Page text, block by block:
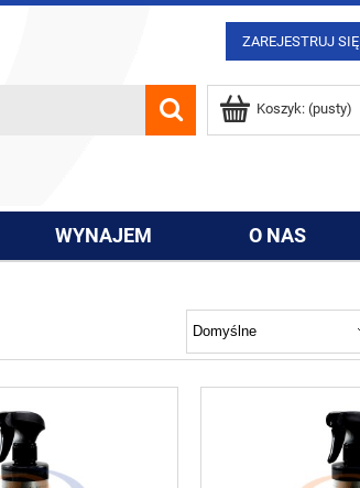
ZAREJESTRUJ SIĘ
Koszyk: (pusty)
WYNAJEM O NAS